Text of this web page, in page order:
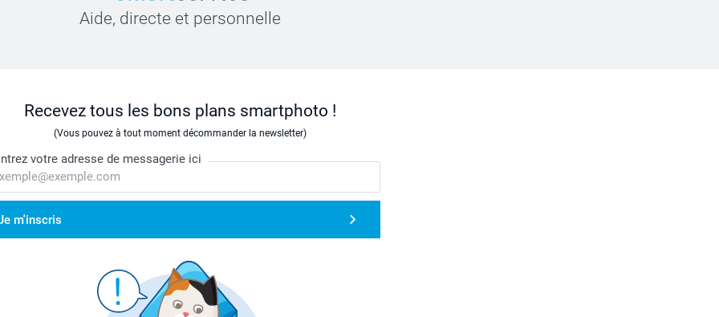
Aide, directe et personnelle
Recevez tous les bons plans smartphoto !
(Vous pouvez à tout moment décommander la newsletter)
votre adresse de messagerie ici
m'inscris